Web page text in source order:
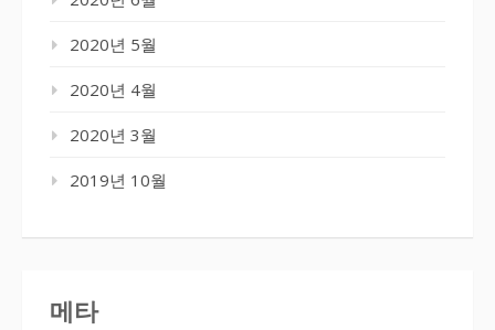
2020년 5월
2020년 4월
2020년 3월
2019년 10월
메타